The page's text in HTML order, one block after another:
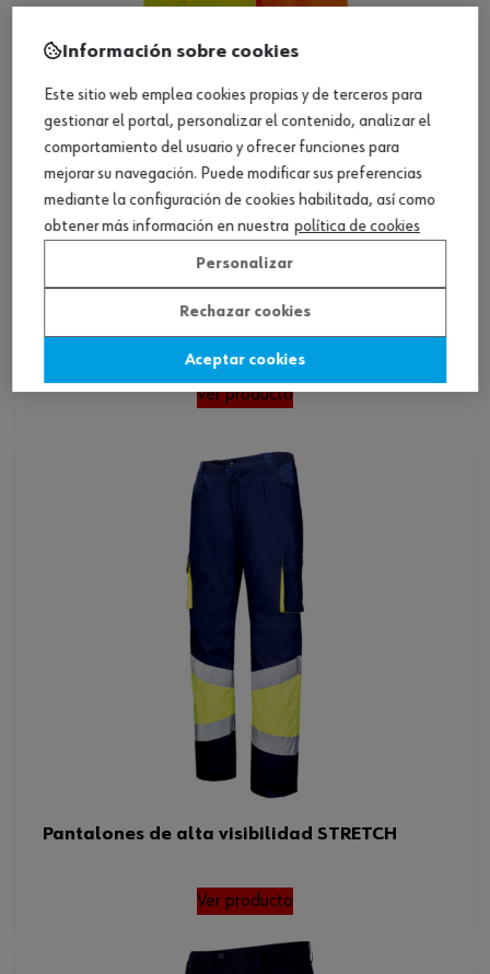
Ver producto
Pantalones de alta visibilidad STRETCH
Ver producto
Información sobre cookies
Este sitio web emplea cookies propias y de terceros para
gestionar el portal, personalizar el contenido, analizar el
comportamiento del usuario y ofrecer funciones para
mejorar su navegación. Puede modificar sus preferencias
mediante la configuración de cookies habilitada, así como
obtener más información en nuestra política de cookies
Personalizar
Rechazar cookies
Aceptar cookies